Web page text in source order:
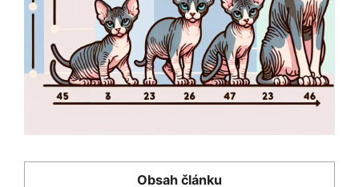
Obsah článku